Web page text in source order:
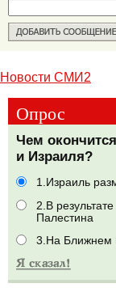
Новости СМИ2
Опрос
Чем
и Израиля?
1.Израиль
2.В
Палестина
3.На Ближнем